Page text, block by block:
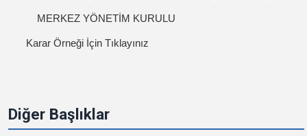
Diğer Başlıklar
MERKEZ YÖNETİM KURULU
Karar Örneği İçin Tıklayınız